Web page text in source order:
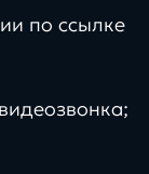
по ссылке